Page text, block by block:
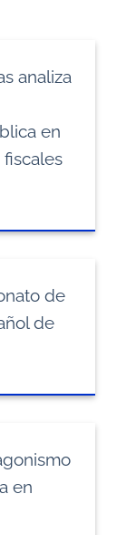
analiza
en
de
de
en